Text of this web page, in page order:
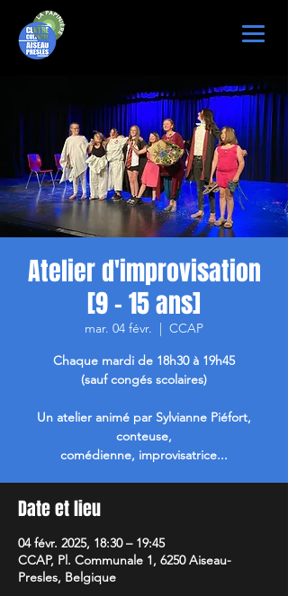
Atelier d'improvisation
[9 - 15 ans]
mar. 04 févr.
  |
CCAP
Chaque mardi de 18h30 à 19h45
(sauf congés scolaires)
Un atelier animé par Sylvianne Piéfort,
conteuse,
comédienne, improvisatrice...
Date et lieu
04 févr. 2025, 18:30 – 19:45
CCAP, Pl. Communale 1, 6250 Aiseau-
Presles, Belgique